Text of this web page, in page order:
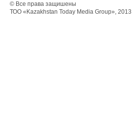
© Все права защишены
ТОО «Kazakhstan Today Media Group», 2013